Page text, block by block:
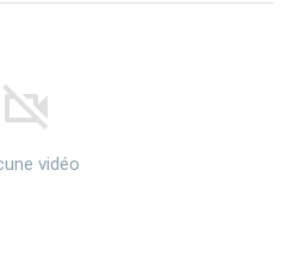
vidéo